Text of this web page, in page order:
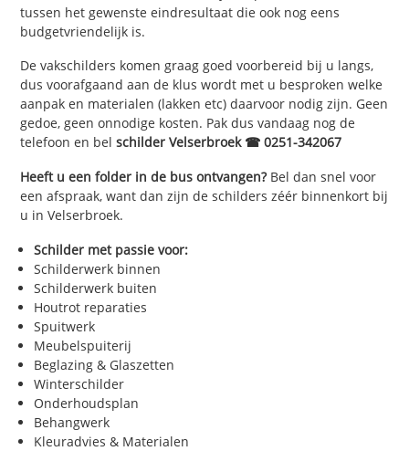
tussen het gewenste eindresultaat die ook nog eens
budgetvriendelijk is.
De vakschilders komen graag goed voorbereid bij u langs,
dus voorafgaand aan de klus wordt met u besproken welke
aanpak en materialen (lakken etc) daarvoor nodig zijn. Geen
gedoe, geen onnodige kosten. Pak dus vandaag nog de
telefoon en belschilder Velserbroek ☎ 0251-342067
Heeft u een folder in de bus ontvangen?Bel dan snel voor
een afspraak, want dan zijn de schilders zéér binnenkort bij
u in Velserbroek.
Schilder met passie voor:
Schilderwerk binnen
Schilderwerk buiten
Houtrot reparaties
Spuitwerk
Meubelspuiterij
Beglazing & Glaszetten
Winterschilder
Onderhoudsplan
Behangwerk
Kleuradvies & Materialen